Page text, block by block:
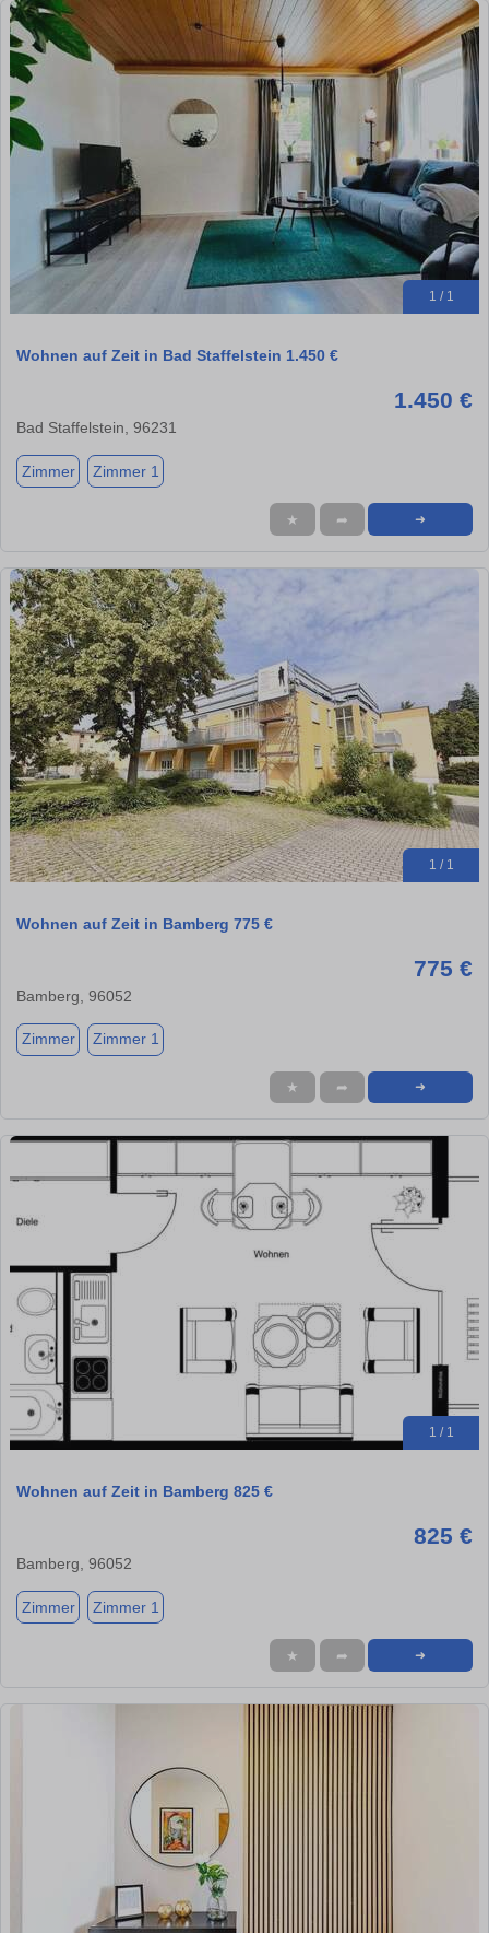
1 / 1
Wohnen auf Zeit in Bad Staffelstein 1.450 €
1.450 €
Bad Staffelstein, 96231
Zimmer Zimmer 1
★ ➦ ➜
1 / 1
Wohnen auf Zeit in Bamberg 775 €
775 €
Bamberg, 96052
Zimmer Zimmer 1
★ ➦ ➜
1 / 1
Wohnen auf Zeit in Bamberg 825 €
825 €
Bamberg, 96052
Zimmer Zimmer 1
★ ➦ ➜